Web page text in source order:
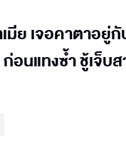
มีย เจอคาตาอยู่
อนแทงซ้ำ ชู้เจ็บ